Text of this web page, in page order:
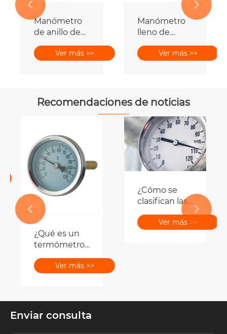
Manómetro
de anillo de
relleno deVer más >>
Manómetro
lleno de
Ver más >>
 
Recomendaciones de noticias
¿Qué es un
termómetro
por qué es
de
temperatura
Ver más >>
¿Cómo se
clasifican las
precisión de
Ver más >>
 
Enviar consulta